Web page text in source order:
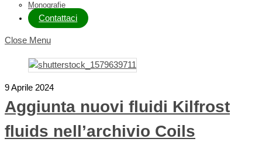
Monografie
Contattaci
Close Menu
9 Aprile 2024
Aggiunta nuovi fluidi Kilfrost
fluids nell’archivio Coils